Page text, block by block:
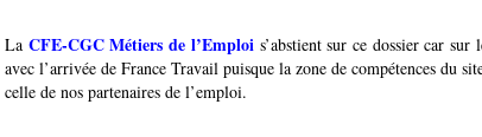
La CFE-CGC Métiers de l’Emplois’abstient sur ce dossier car
avec l’arrivée de France Travail puisque la zone de compétences du
celle de nos partenaires de l’emploi.